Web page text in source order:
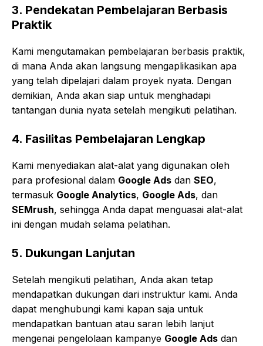
3. Pendekatan Pembelajaran Berbasis
Praktik
Kami mengutamakan pembelajaran berbasis praktik,
di mana Anda akan langsung mengaplikasikan apa
yang telah dipelajari dalam proyek nyata. Dengan
demikian, Anda akan siap untuk menghadapi
tantangan dunia nyata setelah mengikuti pelatihan.
4. Fasilitas Pembelajaran Lengkap
Kami menyediakan alat-alat yang digunakan oleh
para profesional dalam Google Ads dan SEO,
termasuk Google Analytics, Google Ads, dan
SEMrush, sehingga Anda dapat menguasai alat-alat
ini dengan mudah selama pelatihan.
5. Dukungan Lanjutan
Setelah mengikuti pelatihan, Anda akan tetap
mendapatkan dukungan dari instruktur kami. Anda
dapat menghubungi kami kapan saja untuk
mendapatkan bantuan atau saran lebih lanjut
mengenai pengelolaan kampanye Google Ads dan